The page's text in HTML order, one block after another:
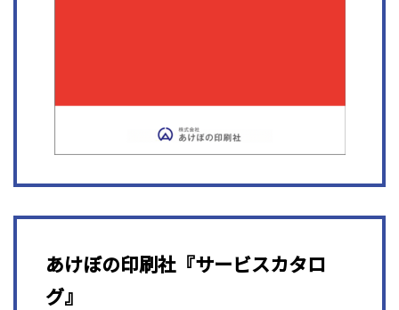
あけぼの印刷社『サービスカタロ
グ』